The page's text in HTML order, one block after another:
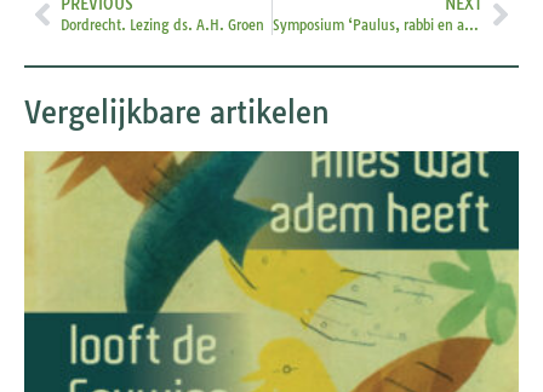
PREVIOUS
Dordrecht. Lezing ds. A.H. Groen
NEXT
Symposium ‘Paulus, rabbi en apostel’
Vergelijkbare artikelen